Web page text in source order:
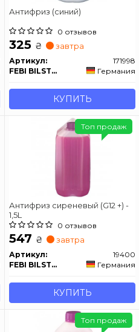
Антифриз (синий)
0 отзывов
325 ₴ завтра
Артикул:
171998
FEBI BILSTEIN
Германия
КУПИТЬ
Антифриз сиреневый (G12 +) -
1,5L
0 отзывов
547 ₴ завтра
Артикул:
19400
FEBI BILSTEIN
Германия
КУПИТЬ
Топ продаж
Топ продаж